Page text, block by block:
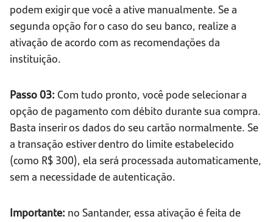
podem exigir que você a ative manualmente. Se a
segunda opção for o caso do seu banco, realize a
ativação de acordo com as recomendações da
instituição.
Passo 03: Com tudo pronto, você pode selecionar a
opção de pagamento com débito durante sua compra.
Basta inserir os dados do seu cartão normalmente. Se
a transação estiver dentro do limite estabelecido
(como R$ 300), ela será processada automaticamente,
sem a necessidade de autenticação.
Importante: no Santander, essa ativação é feita de